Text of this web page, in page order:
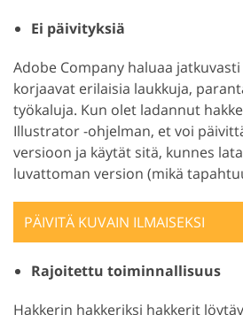
Ei päivityksiä
Adobe Company haluaa
korjaavat erilaisia laukkuja,
työkaluja. Kun olet ladannut
Illustrator -ohjelman, et voi
versioon ja käytät sitä, kunnes
luvattoman version (mikä
PÄIVITÄ KUVAIN ILMAISEKSI
Rajoitettu toiminnallisuus
Hakkerin hakkeriksi hakkerit